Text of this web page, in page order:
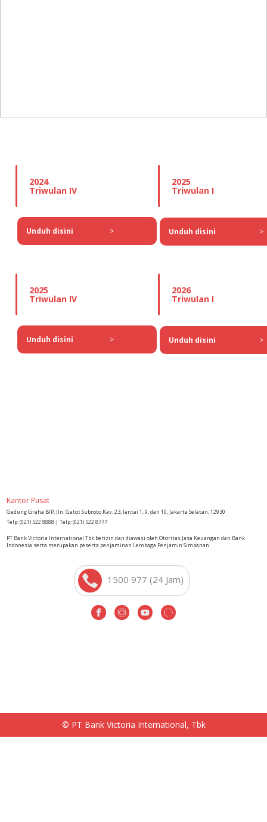
2024
Triwulan IV
Unduh disini >
2025
Triwulan I
Unduh disini >
2025
Triwulan IV
Unduh disini >
2026
Triwulan I
Unduh disini >
Kantor Pusat
Gedung Graha BIP, Jln. Gatot Subroto Kav. 23, lantai 1, 9, dan 10, Jakarta Selatan, 12930
Telp: (021) 522 8888 | Telp: (021) 522 8777
PT Bank Victoria International Tbk berizin dan diawasi oleh Otoritas Jasa Keuangan dan Bank
Indonesia serta merupakan peserta penjaminan Lembaga Penjamin Simpanan
1500 977 (24 Jam)
© PT Bank Victoria International, Tbk